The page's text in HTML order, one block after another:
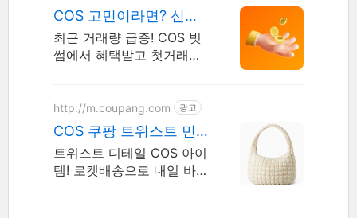
COS 고민이라면? 신규
가입 시 5만원 혜택
최근 거래량 급증! COS 빗
썸에서 혜택받고 첫거래하
http://m.coupang.com 광고
COS 쿠팡 트위스트 민
소매 상의
트위스트 디테일 COS 아이
템! 로켓배송으로 내일 바